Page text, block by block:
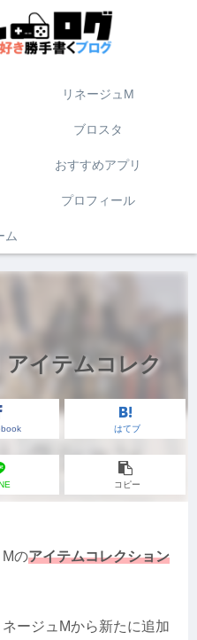
リネージュM
ブロスタ
おすすめアプリ
プロフィール
ム
アイテムコレク
はてブ
コピー
のアイテムコレクション
ージュMから新たに追加